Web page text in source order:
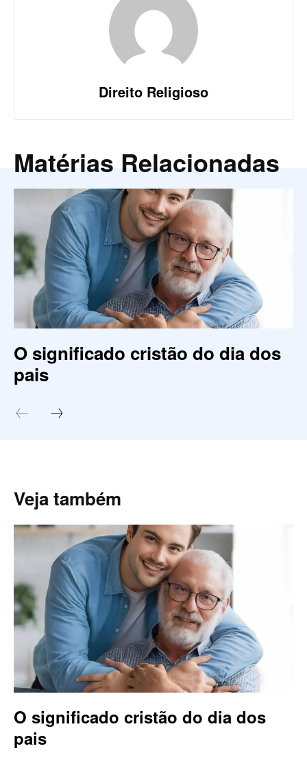
Direito Religioso
Matérias Relacionadas
O significado cristão do dia dos
pais
Veja também
O significado cristão do dia dos
pais